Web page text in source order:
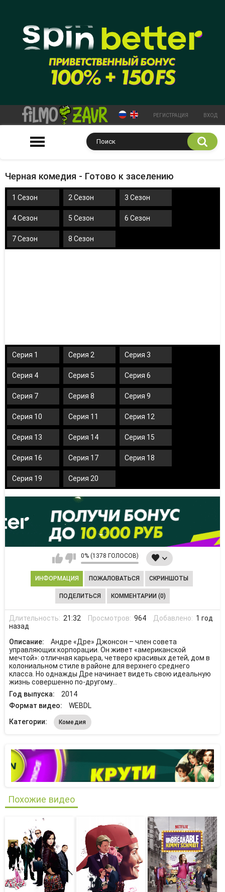
РЕГИСТРАЦИЯ ВХОД
Черная комедия - Готово к заселению
1 Сезон 2 Сезон 3 Сезон
4 Сезон 5 Сезон 6 Сезон
7 Сезон 8 Сезон
Серия 1 Серия 2 Серия 3
Серия 4 Серия 5 Серия 6
Серия 7 Серия 8 Серия 9
Серия 10 Серия 11 Серия 12
Серия 13 Серия 14 Серия 15
Серия 16 Серия 17 Серия 18
Серия 19 Серия 20
0% (1378 ГОЛОСОВ)
ИНФОРМАЦИЯ ПОЖАЛОВАТЬСЯ СКРИНШОТЫ
ПОДЕЛИТЬСЯ КОММЕНТАРИИ (0)
Длительность: 21:32 Просмотров: 964 Добавлено: 1 год
назад
Описание:
Андре «Дре» Джонсон – член совета
управляющих корпорации. Он живет «американской
мечтой»: отличная карьера, четверо красивых детей, дом в
колониальном стиле в районе для верхнего среднего
класса. Но однажды Дре начинает видеть свою идеальную
жизнь совершенно по-другому…
Год выпуска:
2014
Формат видео:
WEBDL
Категории:
Комедия
Похожие видео